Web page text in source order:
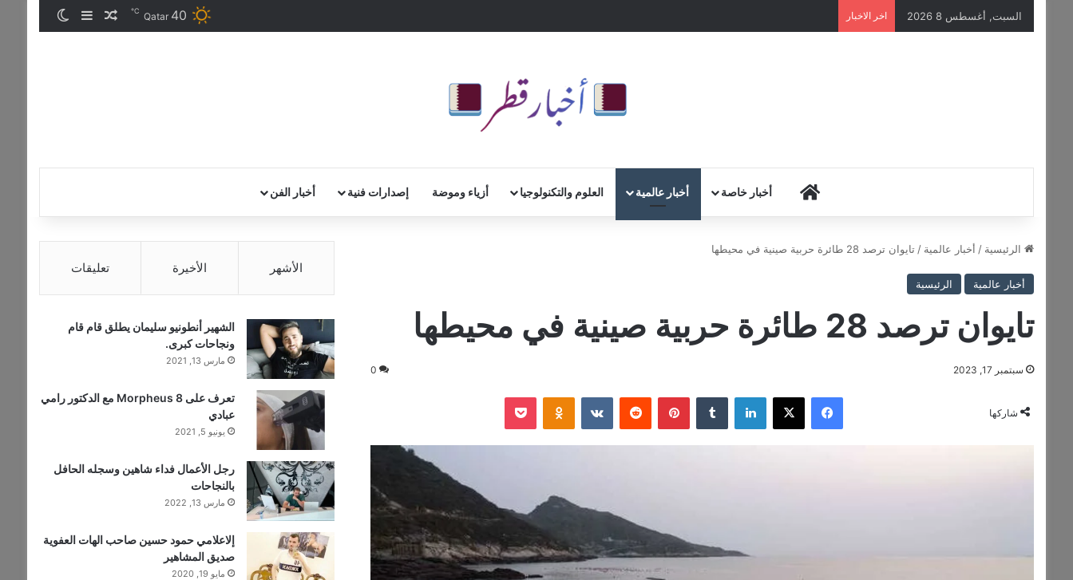
السبت, أغسطس 8 2026 اخر الاخبار Qatar 40
℃ مقال عشوائي
إضافة عمود
HOMEأخبار خاصة أخبار عالمية العلوم والتكنولوجيا أزياء وموضة إصدارات فنية أخبار الفن
الرئيسية / أخبار عالمية / تايوان ترصد 28 طائرة حربية صينية في محيطها
أخبار عالمية الرئيسية
تايوان ترصد 28 طائرة حربية صينية في محيطها
سبتمبر 17, 2023 0
شاركها
فيسبوك ‫X لينكدإن ‏Tumblr بينتيريست ‏Reddit
‏VKontakte
Odnoklassniki
‫Pocket
الأشهر الأخيرة تعليقات
الشهير أنطونيو سليمان يطلق قام قام
ونجاحات كبرى.
مارس 13, 2021
تعرف على Morpheus 8 مع الدكتور رامي
عبادي
يونيو 5, 2021
رجل الأعمال فداء شاهين وسجله الحافل
بالنجاحات
مارس 13, 2022
إلاعلامي حمود حسين صاحب الهات العفوية
صديق المشاهير
مايو 19, 2020